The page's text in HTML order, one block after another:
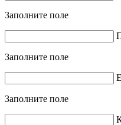
Заполните поле
Заполните поле
Заполните поле